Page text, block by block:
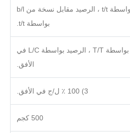
1) إيداع 30 ٪ بواسطة t/t ، الرصيد مقابل نسخة من b/l
بواسطة t/t.
2) إيداع 30 ٪ بواسطة T/T ، الرصيد بواسطة L/C في
الأفق.
3) 100 ٪ ل/ج في الأفق.
500 كجم